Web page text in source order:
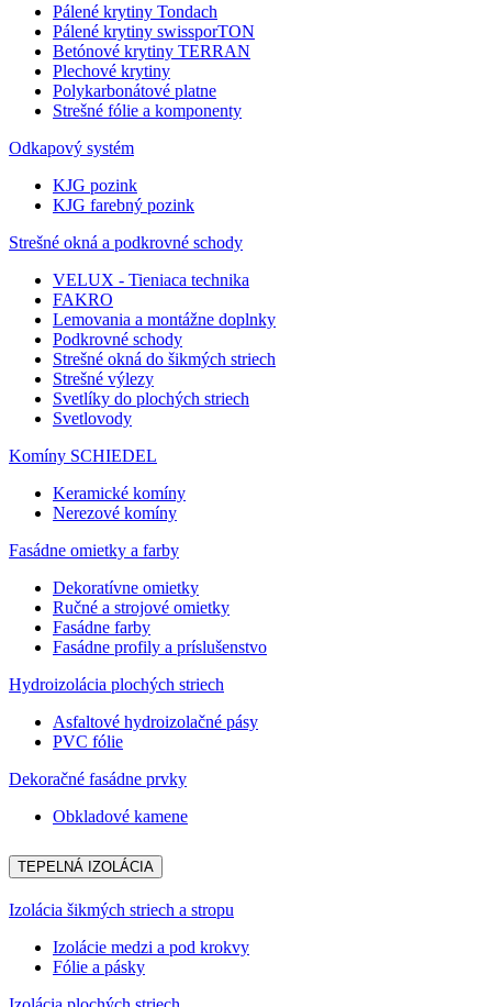
Pálené krytiny Tondach
Pálené krytiny swissporTON
Betónové krytiny TERRAN
Plechové krytiny
Polykarbonátové platne
Strešné fólie a komponenty
Odkapový systém
KJG pozink
KJG farebný pozink
Strešné okná a podkrovné schody
VELUX - Tieniaca technika
FAKRO
Lemovania a montážne doplnky
Podkrovné schody
Strešné okná do šikmých striech
Strešné výlezy
Svetlíky do plochých striech
Svetlovody
Komíny SCHIEDEL
Keramické komíny
Nerezové komíny
Fasádne omietky a farby
Dekoratívne omietky
Ručné a strojové omietky
Fasádne farby
Fasádne profily a príslušenstvo
Hydroizolácia plochých striech
Asfaltové hydroizolačné pásy
PVC fólie
Dekoračné fasádne prvky
Obkladové kamene
TEPELNÁ IZOLÁCIA
Izolácia šikmých striech a stropu
Izolácie medzi a pod krokvy
Fólie a pásky